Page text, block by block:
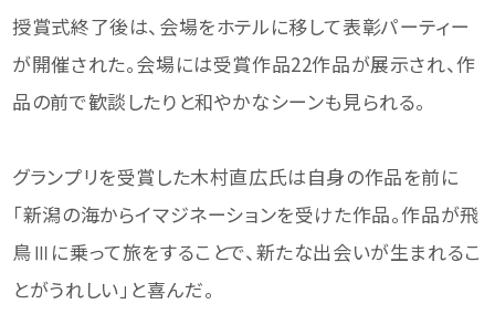
授賞式終了後は、会場をホテルに移して表彰パーティー
が開催された。会場には受賞作品22作品が展示され、作
品の前で歓談したりと和やかなシーンも見られる。
グランプリを受賞した木村直広氏は自身の作品を前に
「新潟の海からイマジネーションを受けた作品。作品が飛
鳥Ⅲに乗って旅をすることで、新たな出会いが生まれるこ
とがうれしい」と喜んだ。